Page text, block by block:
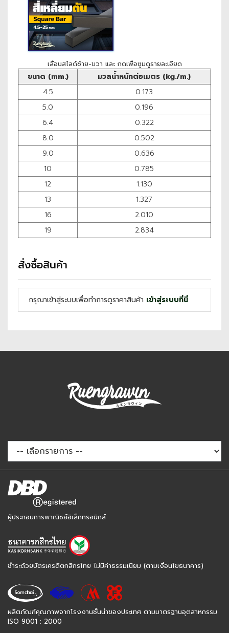
เลื่อนสไลด์ซ้าย-ขวา และ กดเพื่อซูมดูรายละเอียด
ขนาด (mm.)
มวลน้ำหนักต่อเมตร (kg./m.)
4.5
0.173
5.0
0.196
6.4
0.322
8.0
0.502
9.0
0.636
10
0.785
12
1.130
13
1.327
16
2.010
19
2.834
สั่งซื้อสินค้า
กรุณาเข้าสู่ระบบเพื่อทำการดูราคาสินค้า เข้าสู่ระบบที่นี่
ผู้ประกอบการพาณิชย์อิเล็กทรอนิกส์
ชำระด้วยบัตรเครดิตกสิกรไทย ไม่มีค่าธรรมเนียม (ตามเงื่อนไขธนาคาร)
ผลิตภัณฑ์คุณภาพจากโรงงานชั้นนำของประเทศ ตามมาตรฐานอุตสาหกรรม
ISO 9001 : 2000